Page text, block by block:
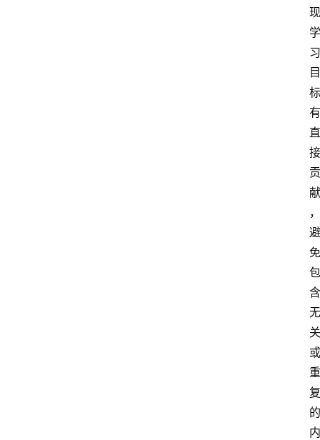
现
学
习
目
标
有
直
接
贡
献
，
避
免
包
含
无
关
或
重
复
的
内